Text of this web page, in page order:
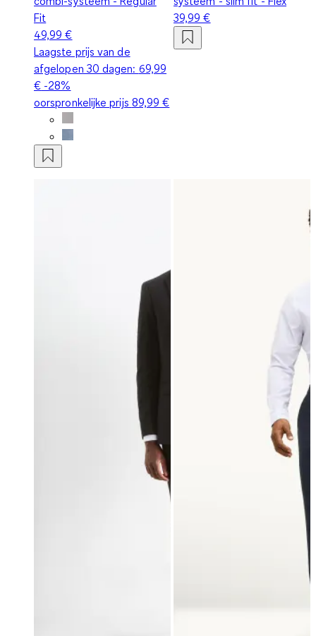
Fit
49,99 €
Laagste prijs van de
afgelopen 30 dagen: 69,99
€ -28%
oorspronkelijke prijs 89,99 €
39,99 €